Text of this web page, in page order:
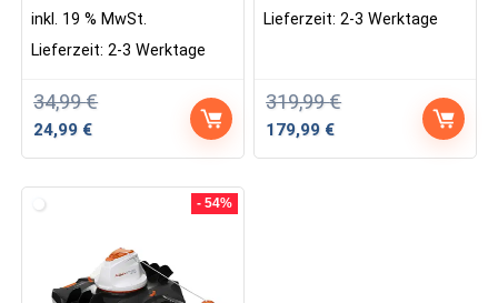
34,99€
Ursprünglicher
24,99 €Aktueller
inkl. 19 % MwSt.
Lieferzeit:2-3 Werktage
319,99€
Ursprünglicher
179,99 €Aktueller
Lieferzeit:2-3 Werktage
- 54%